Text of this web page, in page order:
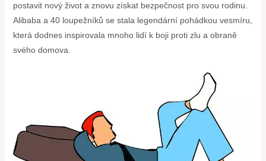
postavit nový život a znovu získat bezpečnost pro svou rodinu.
Alibaba a 40 loupežníků se stala legendární pohádkou vesmíru,
která dodnes inspirovala mnoho lidí k boji proti zlu a obraně
svého domova.